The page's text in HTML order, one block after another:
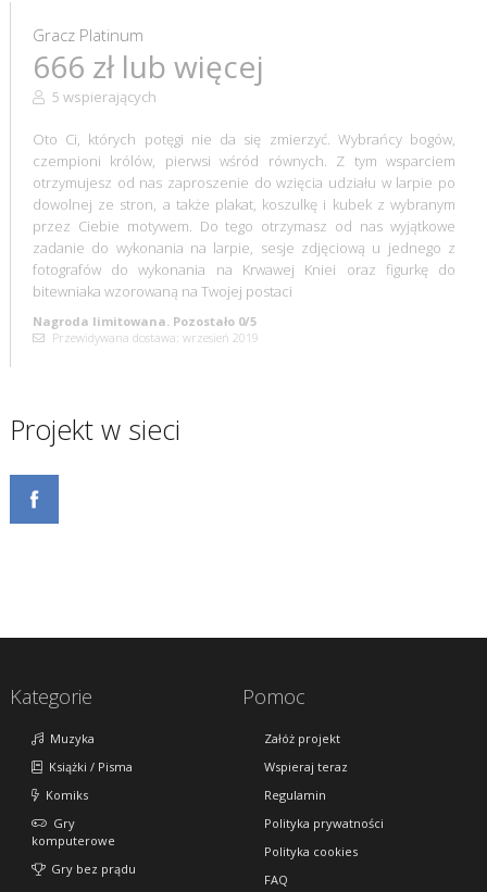
Gracz Platinum
666 zł lub więcej
5 wspierających
Oto Ci, których potęgi nie da się zmierzyć. Wybrańcy bogów,
czempioni królów, pierwsi wśród równych. Z tym wsparciem
otrzymujesz od nas zaproszenie do wzięcia udziału w larpie po
dowolnej ze stron, a także plakat, koszulkę i kubek z wybranym
przez Ciebie motywem. Do tego otrzymasz od nas wyjątkowe
zadanie do wykonania na larpie, sesje zdjęciową u jednego z
fotografów do wykonania na Krwawej Kniei oraz figurkę do
bitewniaka wzorowaną na Twojej postaci
Nagroda limitowana. Pozostało 0/5
Przewidywana dostawa: wrzesień 2019
Projekt w sieci
Kategorie
Muzyka
Książki / Pisma
Komiks
Gry
komputerowe
Gry bez prądu
Pomoc
Załóż projekt
Wspieraj teraz
Regulamin
Polityka prywatności
Polityka cookies
FAQ